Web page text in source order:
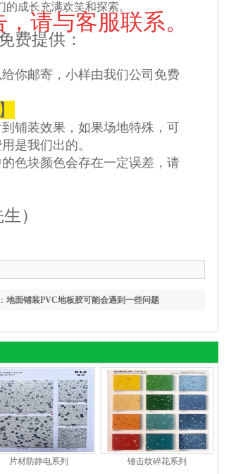
成长充满欢笑和探索。
请与客服联系。
费提供：
你邮寄，小样由我们公司免费
铺装效果，如果场地特殊，可
是我们出的。
色块颜色会存在一定误差，请
）
地面铺装PVC地板胶可能会遇到一些问题
片材防静电系列 锤击纹碎花系列